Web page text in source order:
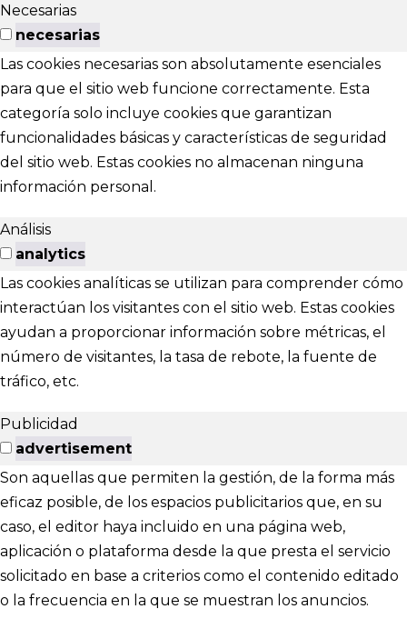
Necesarias
necesarias
Las cookies necesarias son absolutamente esenciales
para que el sitio web funcione correctamente. Esta
categoría solo incluye cookies que garantizan
funcionalidades básicas y características de seguridad
del sitio web. Estas cookies no almacenan ninguna
información personal.
Análisis
analytics
Las cookies analíticas se utilizan para comprender cómo
interactúan los visitantes con el sitio web. Estas cookies
ayudan a proporcionar información sobre métricas, el
número de visitantes, la tasa de rebote, la fuente de
tráfico, etc.
Publicidad
advertisement
Son aquellas que permiten la gestión, de la forma más
eficaz posible, de los espacios publicitarios que, en su
caso, el editor haya incluido en una página web,
aplicación o plataforma desde la que presta el servicio
solicitado en base a criterios como el contenido editado
o la frecuencia en la que se muestran los anuncios.